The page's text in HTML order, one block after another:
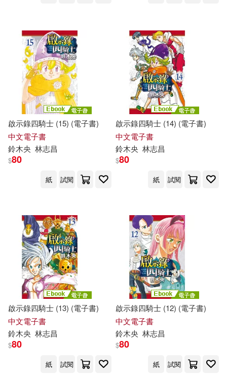
啟示錄四騎士 (15) (電子書)
中文電子書
鈴木央 林志昌
$80
紙 試閱
啟示錄四騎士 (14) (電子書)
中文電子書
鈴木央 林志昌
$80
紙 試閱
啟示錄四騎士 (13) (電子書)
中文電子書
鈴木央 林志昌
$80
紙 試閱
啟示錄四騎士 (12) (電子書)
中文電子書
鈴木央 林志昌
$80
紙 試閱